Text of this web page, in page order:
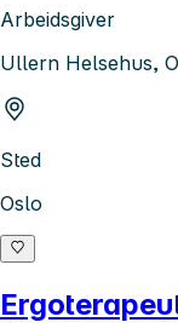
Arbeidsgiver
Ullern Helsehus,
Sted
Oslo